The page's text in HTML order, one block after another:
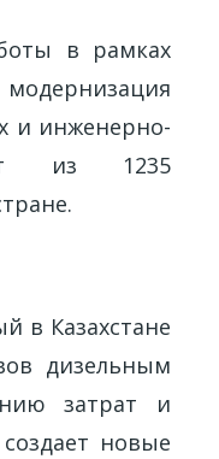
в рамках
и инженерно-
из 1235
в Казахстане
дизельным
затрат и
новые